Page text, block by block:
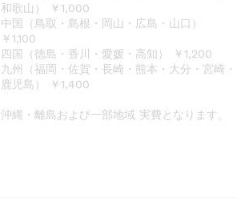
和歌山） ￥1,000
中国（鳥取・島根・岡山・広島・山口）
￥1,100
四国（徳島・香川・愛媛・高知） ￥1,200
九州（福岡・佐賀・長崎・熊本・大分・宮崎・
鹿児島） ￥1,400
沖縄・離島および一部地域 実費となります。